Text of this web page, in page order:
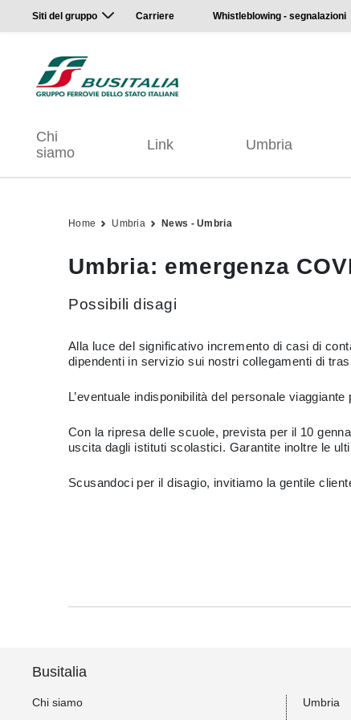
Siti del gruppo Carriere Whistleblowing - segnalazioni
Chi
siamo
Link Umbria
Home Umbria News - Umbria
Umbria: emergenza
Possibili disagi
Alla luce del significativo incremento di casi di
dipendenti in servizio sui nostri collegamenti di
L’eventuale indisponibilità del personale
Con la ripresa delle scuole, prevista per il 10
uscita dagli istituti scolastici. Garantite inoltre le
Scusandoci per il disagio, invitiamo la gentile
Busitalia
Chi siamo Umbria